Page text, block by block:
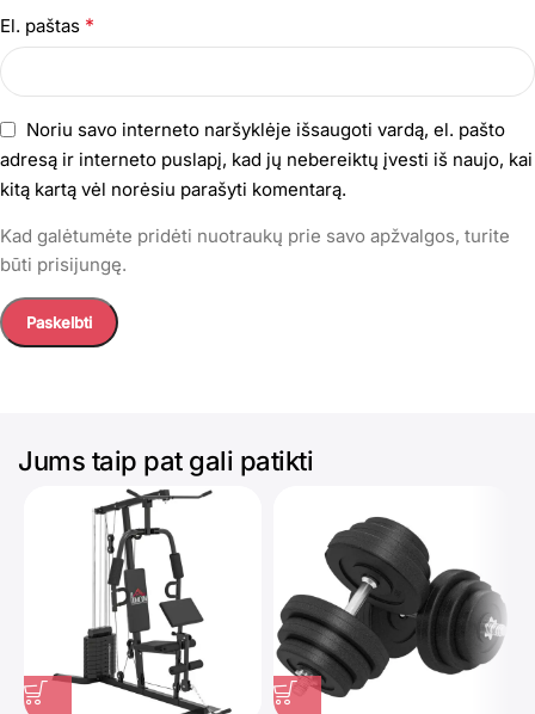
El. paštas *
Noriu savo interneto naršyklėje išsaugoti vardą, el. pašto
adresą ir interneto puslapį, kad jų nebereiktų įvesti iš naujo, kai
kitą kartą vėl norėsiu parašyti komentarą.
Kad galėtumėte pridėti nuotraukų prie savo apžvalgos, turite
būti prisijungę.
Jums taip pat gali patikti